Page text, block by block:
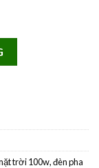
MT42 Hàng
trời 100w,đèn pha